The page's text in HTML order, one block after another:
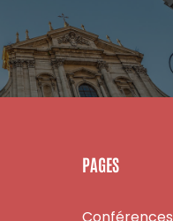
PAGES
Conférences